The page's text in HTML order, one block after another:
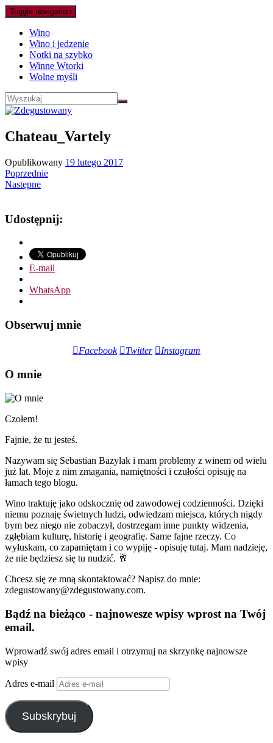
Toggle navigation
Wino
Wino i jedzenie
Notki na szybko
Winne Wtorki
Wolne myśli
Chateau_Vartely
Opublikowany 19 lutego 2017
Poprzednie
Następne
Udostępnij:
E-mail
WhatsApp
Obserwuj mnie
Facebook Twitter Instagram
O mnie
Czołem!
Fajnie, że tu jesteś.
Nazywam się Sebastian Bazylak i mam problemy z winem od wielu
już lat. Moje z nim zmagania, namiętności i czułości opisuję na
łamach tego blogu.
Wino traktuję jako odskocznię od zawodowej codzienności. Dzięki
niemu poznaję świetnych ludzi, odwiedzam miejsca, których nigdy
bym bez niego nie zobaczył, dostrzegam inne punkty widzenia,
zgłębiam kulturę, historię i geografię. Same fajne rzeczy. Co
wyłuskam, co zapamiętam i co wypiję - opisuję tutaj. Mam nadzieję,
że nie będziesz się tu nudzić. 🥂
Chcesz się ze mną skontaktować? Napisz do mnie:
zdegustowany@zdegustowany.com.
Bądź na bieżąco - najnowesze wpisy wprost na Twój
email.
Wprowadź swój adres email i otrzymuj na skrzynkę najnowsze
wpisy
Adres e-mail
Subskrybuj